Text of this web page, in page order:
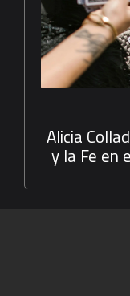
Alicia
y la Fe en